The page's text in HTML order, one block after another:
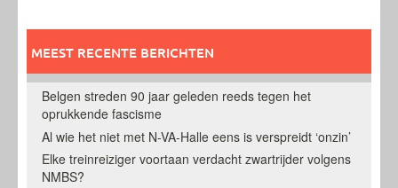
MEEST RECENTE BERICHTEN
Belgen streden 90 jaar geleden reeds tegen het
oprukkende fascisme
Al wie het niet met N-VA-Halle eens is verspreidt ‘onzin’
Elke treinreiziger voortaan verdacht zwartrijder volgens
NMBS?